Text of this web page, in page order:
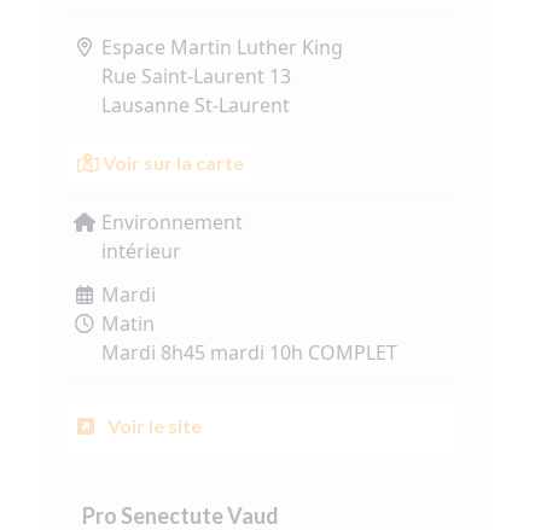
Espace Martin Luther King
Rue Saint-Laurent 13
Lausanne St-Laurent
Voir sur la carte
Environnement
intérieur
Mardi
Matin
Mardi 8h45 mardi 10h COMPLET
Voir le site
Pro Senectute Vaud